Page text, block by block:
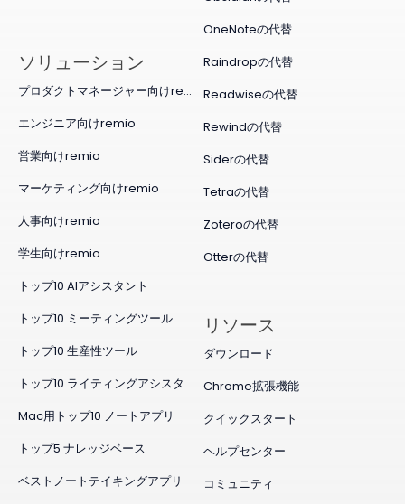
OneNoteの代替
Raindropの代替
Readwiseの代替
Rewindの代替
Siderの代替
Tetraの代替
Zoteroの代替
Otterの代替
ソリューション
プロダクトマネージャー向けremio
エンジニア向けremio
営業向けremio
マーケティング向けremio
人事向けremio
学生向けremio
トップ10 AIアシスタント
トップ10 ミーティングツール
トップ10 生産性ツール
トップ10 ライティングアシスタント
Mac用トップ10 ノートアプリ
トップ5 ナレッジベース
ベストノートテイキングアプリ
リソース
ダウンロード
Chrome拡張機能
クイックスタート
ヘルプセンター
コミュニティ